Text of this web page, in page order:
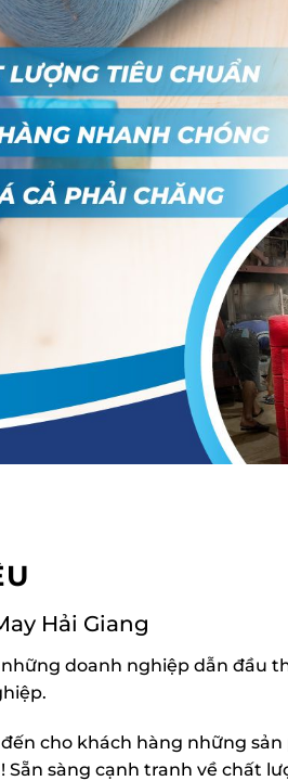
Hải Giang
những doanh nghiệp dẫn đầu
cho khách hàng những
Sẵn sàng cạnh tranh về chất